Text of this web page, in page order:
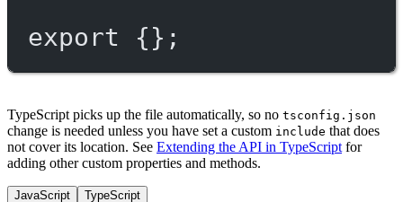
export {};
TypeScript picks up the file automatically, so no tsconfig.json
change is needed unless you have set a custom include that does
not cover its location. See Extending the API in TypeScript for
adding other custom properties and methods.
JavaScript TypeScript